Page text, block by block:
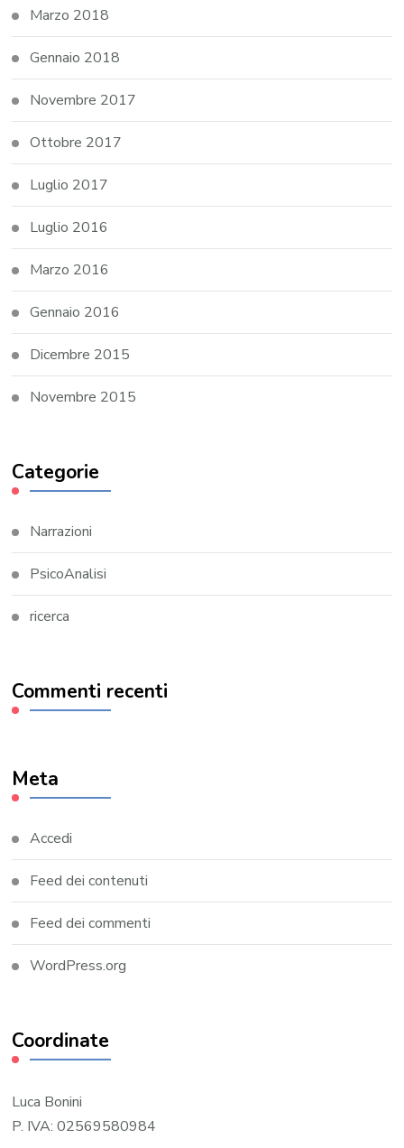
Marzo 2018
Gennaio 2018
Novembre 2017
Ottobre 2017
Luglio 2017
Luglio 2016
Marzo 2016
Gennaio 2016
Dicembre 2015
Novembre 2015
Categorie
Narrazioni
PsicoAnalisi
ricerca
Commenti recenti
Meta
Accedi
Feed dei contenuti
Feed dei commenti
WordPress.org
Coordinate
Luca Bonini
P. IVA: 02569580984